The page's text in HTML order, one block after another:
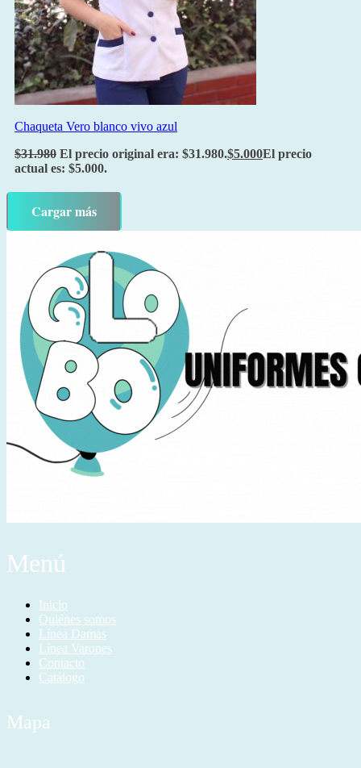
Chaqueta Vero blanco vivo azul
$31.980 El precio original era: $31.980.$5.000El precio
actual es: $5.000.
Cargar más
Menú
Inicio
Quiénes somos
Línea Damas
Línea Varones
Contacto
Catálogo
Mapa